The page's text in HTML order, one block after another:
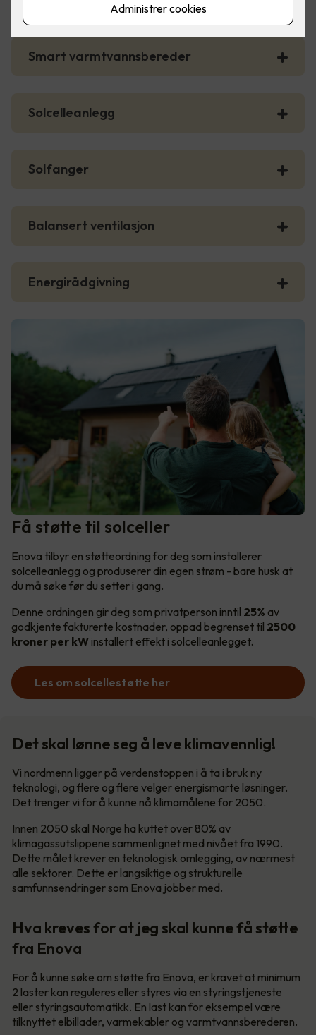
Smart varmtvannsbereder
Solcelleanlegg
Solfanger
Balansert ventilasjon
Energirådgivning
Få støtte til solceller
Enova tilbyr en støtteordning for deg som installerer
solcelleanlegg og produserer din egen strøm - bare husk at
du må søke før du setter i gang.
Denne ordningen gir deg som privatperson inntil 25% av
godkjente fakturerte kostnader, oppad begrenset til 2500
kroner per kW installert effekt i solcelleanlegget.
Les om solcellestøtte her
Det skal lønne seg å leve klimavennlig!
Vi nordmenn ligger på verdenstoppen i å ta i bruk ny
teknologi, og flere og flere velger energismarte løsninger.
Det trenger vi for å kunne nå klimamålene for 2050.
Innen 2050 skal Norge ha kuttet over 80% av
klimagassutslippene sammenlignet med nivået fra 1990.
Dette målet krever en teknologisk omlegging, av nærmest
alle sektorer. Dette er langsiktige og strukturelle
samfunnsendringer som Enova jobber med.
Hva kreves for at jeg skal kunne få støtte
fra Enova
For å kunne søke om støtte fra Enova, er kravet at minimum
2 laster kan reguleres eller styres via en styringstjeneste
eller styringsautomatikk. En last kan for eksempel være
tilknyttet elbillader, varmekabler og varmtvannsberederen.